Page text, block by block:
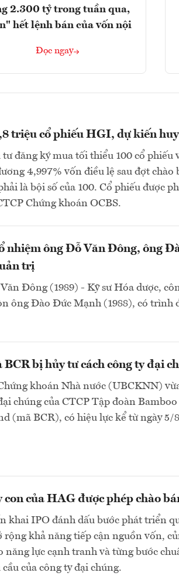
2.300 tỷ trong tuần qua,
hết lệnh bán của vốn nội
Đọc ngay
triệu cổ phiếu HGI, dự kiến
tư đăng ký mua tối thiểu 100 cổ phiếu
4,997% vốn điều lệ sau đợt chào
là bội số của 100. Cổ phiếu được
Chứng khoán OCBS.
nhiệm ông Đỗ Văn Đông, ông
trị
Đông (1989) - Kỹ sư Hóa dược,
ông Đào Đức Mạnh (1988), có trình
BCR bị hủy tư cách công ty đại
khoán Nhà nước (UBCKNN)
chúng của CTCP Tập đoàn
(mã BCR), có hiệu lực kể từ ngày 5/
con của HAG được phép chào
khai IPO đánh dấu bước phát triển
khả năng tiếp cận nguồn vốn,
năng lực cạnh tranh và từng bước
cầu của công ty đại chúng.